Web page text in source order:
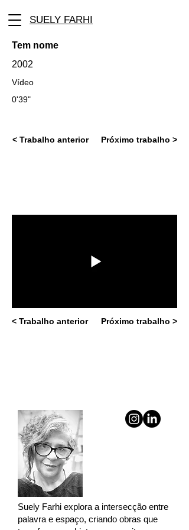
SUELY FARHI
Tem nome
2002
Vídeo
0'39"
< Trabalho anterior Próximo trabalho >
< Trabalho anterior Próximo trabalho >
Suely Farhi explora a intersecção entre
palavra e espaço, criando obras que